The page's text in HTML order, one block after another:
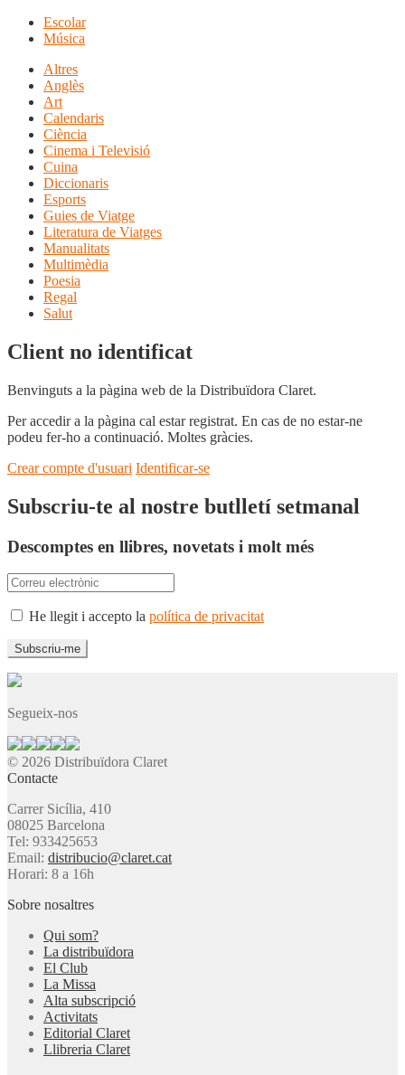
Escolar
Música
Altres
Anglès
Art
Calendaris
Ciència
Cinema i Televisió
Cuina
Diccionaris
Esports
Guies de Viatge
Literatura de Viatges
Manualitats
Multimèdia
Poesia
Regal
Salut
Client no identificat
Benvinguts a la pàgina web de la Distribuïdora Claret.
Per accedir a la pàgina cal estar registrat. En cas de no estar-ne
podeu fer-ho a continuació. Moltes gràcies.
Crear compte d'usuari Identificar-se
Subscriu-te al nostre butlletí setmanal
Descomptes en llibres, novetats i molt més
He llegit i accepto la política de privacitat
Segueix-nos
© 2026 Distribuïdora Claret
Contacte
Carrer Sicília, 410
08025 Barcelona
Tel: 933425653
Email: distribucio@claret.cat
Horari: 8 a 16h
Sobre nosaltres
Qui som?
La distribuïdora
El Club
La Missa
Alta subscripció
Activitats
Editorial Claret
Llibreria Claret